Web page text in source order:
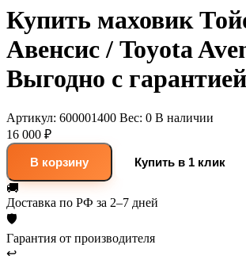
Купить маховик
Авенсис / Toyota
Выгодно с гарантией
Артикул: 600001400 Вес: 0 В наличии
16 000 ₽
В корзину
Купить в 1 клик
🚚
Доставка по РФ за 2–7 дней
🛡
Гарантия от производителя
↩